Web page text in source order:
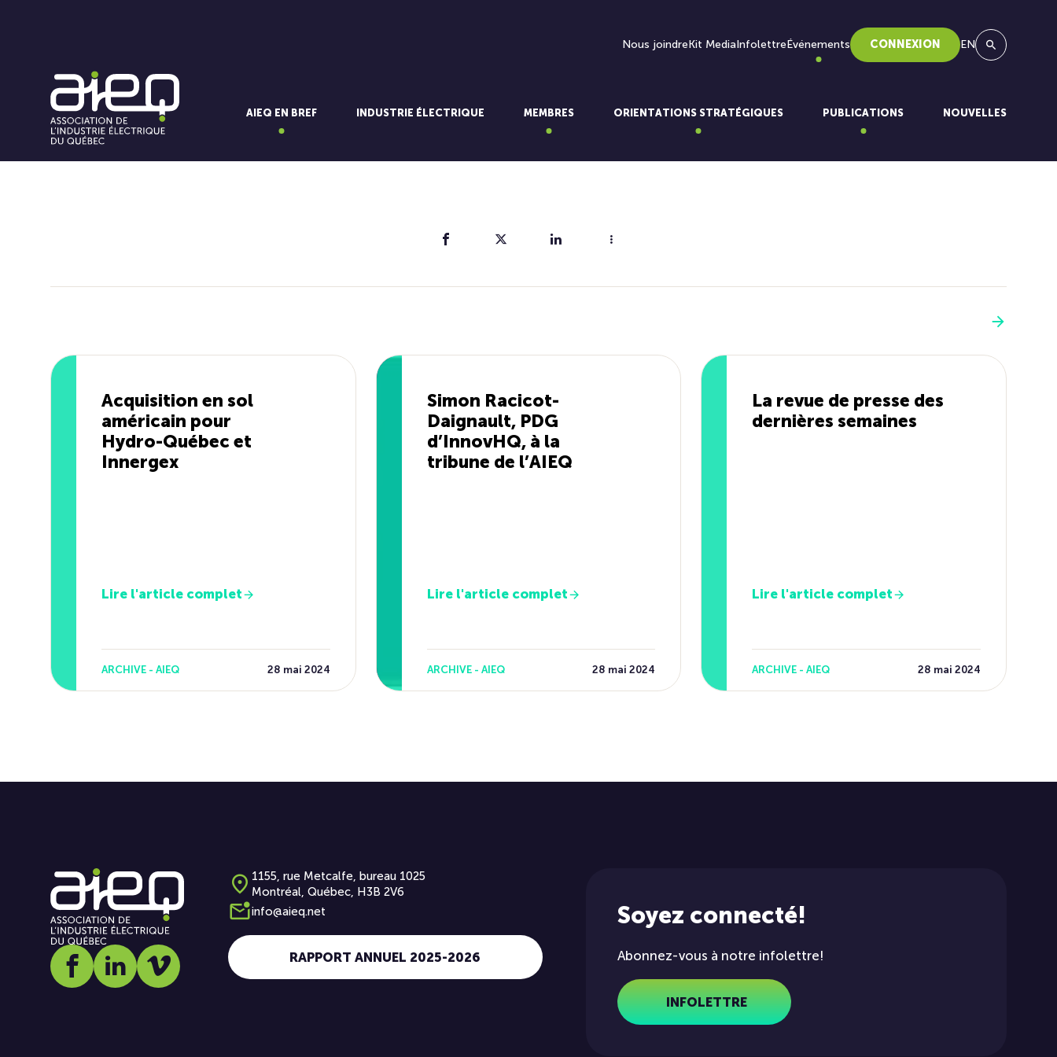
Nous joindreKit MediaInfolettreÉvénements CONNEXION EN
AIEQ EN BREF INDUSTRIE ÉLECTRIQUE MEMBRES ORIENTATIONS STRATÉGIQUES PUBLICATIONS NOUVELLES
Acquisition en sol
américain pour
Hydro-Québec et
Innergex
Lire l'article complet
ARCHIVE - AIEQ 28 mai 2024
Simon Racicot-
Daignault, PDG
d’InnovHQ, à la
tribune de l’AIEQ
Lire l'article complet
ARCHIVE - AIEQ 28 mai 2024
La revue de presse des
dernières semaines
Lire l'article complet
ARCHIVE - AIEQ 28 mai 2024
Social media link icon-facebook
Social media link icon-linkedin
Social media link icon-vimeo
1155, rue Metcalfe, bureau 1025
Montréal, Québec, H3B 2V6
info@aieq.net
RAPPORT ANNUEL 2025-2026
Soyez connecté!
Abonnez-vous à notre infolettre!
INFOLETTRE